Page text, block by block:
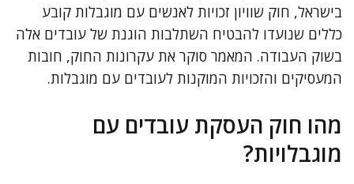
בישראל, חוק שוויון זכויות לאנשים עם מוגבלות קובע
כללים שנועדו להבטיח השתלבות הוגנת של עובדים אלה
בשוק העבודה. המאמר סוקר את עקרונות החוק, חובות
המעסיקים והזכויות המוקנות לעובדים עם מוגבלות.
מהו חוק העסקת עובדים עם
מוגבלויות?